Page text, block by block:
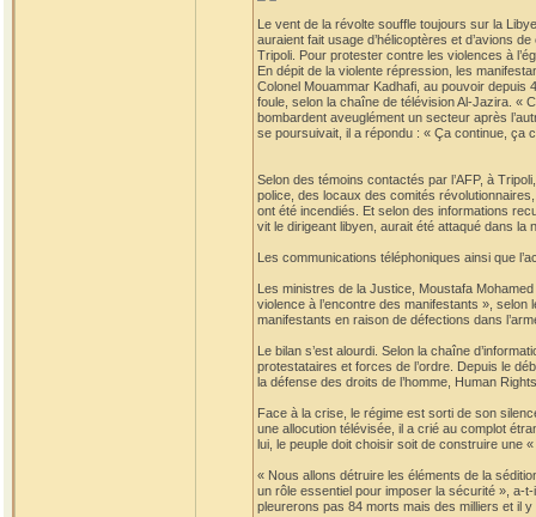
Le vent de la révolte souffle toujours sur la
auraient fait usage d’hélicoptères et d’avions
Tripoli. Pour protester contre les violences à
En dépit de la violente répression, les
Colonel Mouammar Kadhafi, au pouvoir depuis
foule, selon la chaîne de télévision Al-Jazira. «
bombardent aveuglément un secteur après
se poursuivait, il a répondu : « Ça continue, ça
Selon des témoins contactés par l’AFP, à
police, des locaux des comités
ont été incendiés. Et selon des informations
vit le dirigeant libyen, aurait été attaqué dans la
Les communications téléphoniques ainsi que
Les ministres de la Justice, Moustafa
violence à l’encontre des manifestants »,
manifestants en raison de défections dans
Le bilan s’est alourdi. Selon la chaîne
protestataires et forces de l’ordre. Depuis le
la défense des droits de l’homme, Human
Face à la crise, le régime est sorti de son
une allocution télévisée, il a crié au complot
lui, le peuple doit choisir soit de construire une
« Nous allons détruire les éléments de la
un rôle essentiel pour imposer la sécurité », a-
pleurerons pas 84 morts mais des milliers et il